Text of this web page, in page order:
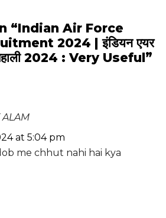
“Indian Air Force
2024 | इंडियन एयर
बहाली 2024 : Very Useful”
ALAM
at 5:04 pm
me chhut nahi hai kya